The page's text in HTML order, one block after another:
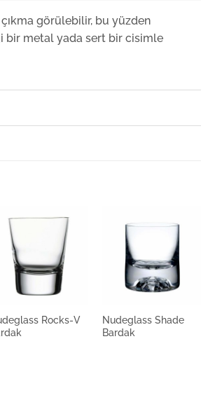
Enoteca 615cc
çıkma görülebilir, bu yüzden
bir metal yada sert bir cisimle
Rocks-V
Nudeglass Shade
Bardak